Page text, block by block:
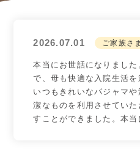
2026.07.01 ご家族さ
本当にお世話になりまし
で、母も快適な入院生活を
いつもきれいなパジャマ
潔なものを利用させてい
すことができました。本